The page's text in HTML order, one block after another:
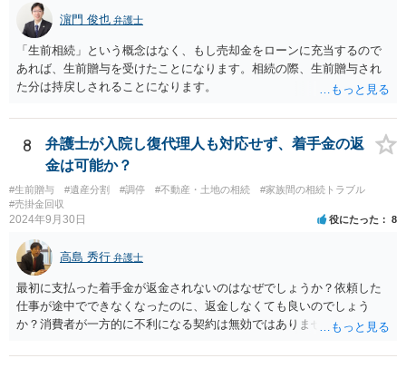
相続財産とは別枠で、遺留分対策にも有効と思われます。 ③負担付死
因贈与 「介護・見守り等を条件に、死亡時に財産を渡す」契約。条件
不履行なら無効にでき、老後の安心を担保できます。 ④ 寄附予約＋解
除条件 慈善団体への寄附を予約しつつ、資金不足時は解除できる条項
を設定。 などがあり得るかと思われます。
濵門 俊也 弁護士
「生前相続」という概念はなく、もし売却金をローンに充当するので
あれば、生前贈与を受けたことになります。相続の際、生前贈与され
た分は持戻しされることになります。
8
弁護士が入院し復代理人も対応せず、着手金の返
金は可能か？
#生前贈与 #遺産分割 #調停 #不動産・土地の相続
#家族間の相続トラブル
#売掛金回収
2024年9月30日 役にたった 8
高島 秀行 弁護士
最初に支払った着手金が返金されないのはなぜでしょうか？依頼した
仕事が途中でできなくなったのに、返金しなくても良いのでしょう
か？消費者が一方的に不利になる契約は無効ではありませんか？
務があると思います。 倒れた弁護士が所属する弁護士会に相談さ